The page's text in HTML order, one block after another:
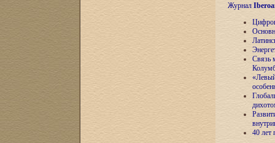
Журнал
Связь
40 лет